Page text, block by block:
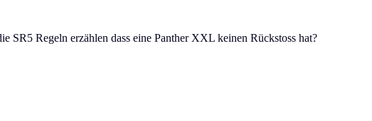
SR5 Regeln erzählen dass eine Panther XXL keinen Rückstoss hat?